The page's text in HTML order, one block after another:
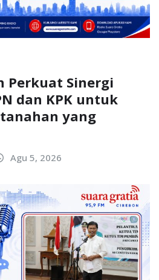
Perkuat Sinergi
dan KPK untuk
yang
Agu 5, 2026